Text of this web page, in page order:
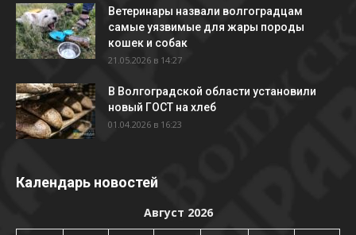
Ветеринары назвали волгоградцам
самые уязвимые для жары породы
кошек и собак
21.05.2026 в 14:27
В Волгоградской области установили
новый ГОСТ на хлеб
01.04.2026 в 16:23
Календарь новостей
Август 2026